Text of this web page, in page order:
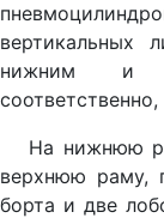
вертикальных
нижним и
На нижнюю
верхнюю раму,
борта и две